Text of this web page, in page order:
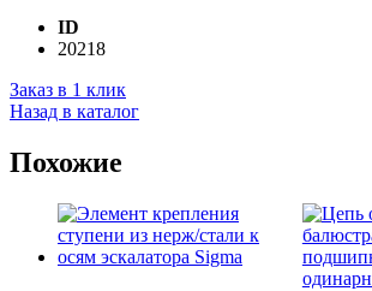
ID
20218
Заказ в 1 клик
Назад в каталог
Похожие